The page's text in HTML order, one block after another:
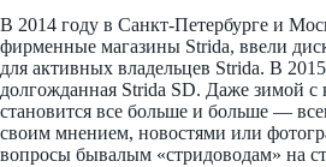
В 2014 году в Санкт-Петербурге и
фирменные магазины Strida, ввели
для активных владельцев Strida. В
долгожданная Strida SD. Даже зимой
становится все больше и больше —
своим мнением, новостями или
вопросы бывалым «стридоводам» на